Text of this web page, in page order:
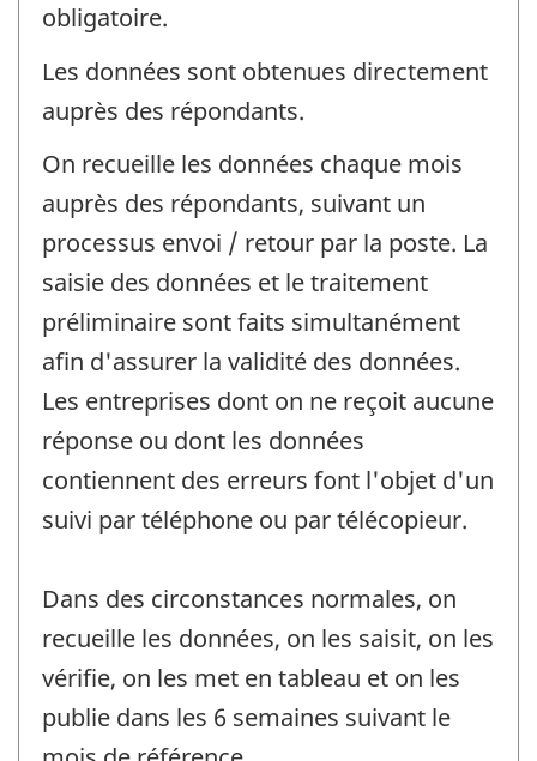
obligatoire.
Les données sont obtenues directement
auprès des répondants.
On recueille les données chaque mois
auprès des répondants, suivant un
processus envoi / retour par la poste. La
saisie des données et le traitement
préliminaire sont faits simultanément
afin d'assurer la validité des données.
Les entreprises dont on ne reçoit aucune
réponse ou dont les données
contiennent des erreurs font l'objet d'un
suivi par téléphone ou par télécopieur.
Dans des circonstances normales, on
recueille les données, on les saisit, on les
vérifie, on les met en tableau et on les
publie dans les 6 semaines suivant le